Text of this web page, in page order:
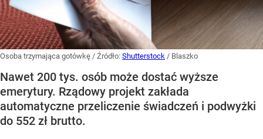
Osoba trzymająca gotówkę / Źródło: Shutterstock / Blaszko
Nawet 200 tys. osób może dostać wyższe
emerytury. Rządowy projekt zakłada
automatyczne przeliczenie świadczeń i podwyżki
do 552 zł brutto.